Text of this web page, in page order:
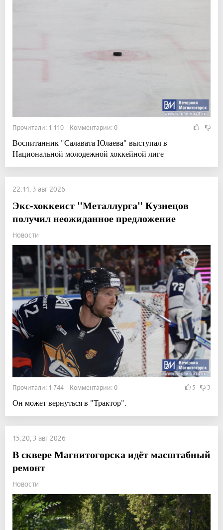
Прочитали: 1 110 Комментарии: 0
Воспитанник "Салавата Юлаева" выступал в
Национальной молодежной хоккейной лиге
22:11, 3 авг 2026
Экс-хоккеист "Металлурга" Кузнецов
получил неожиданное предложение
Новости
Прочитали: 1 744 Комментарии: 0 5 3
Он может вернуться в "Трактор".
15:20, 3 авг 2026
В сквере Магнитогорска идёт масштабный
ремонт
Новости